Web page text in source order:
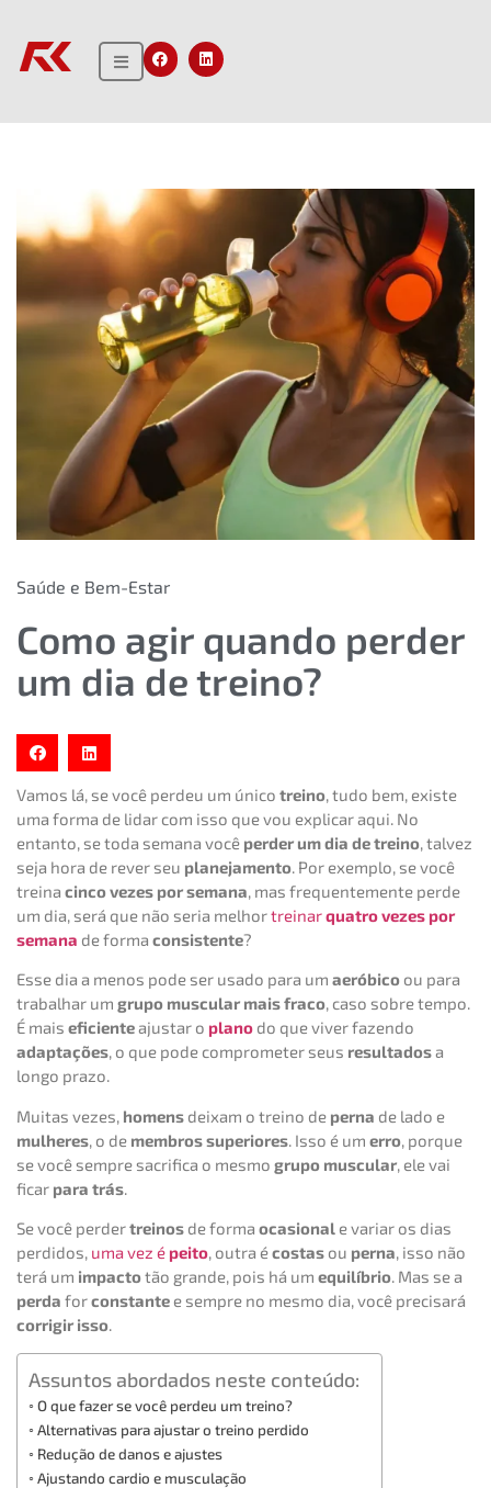
Saúde e Bem-Estar
Como agir quando perder
um dia de treino?
Vamos lá, se você perdeu um único treino, tudo bem, existe
uma forma de lidar com isso que vou explicar aqui. No
entanto, se toda semana você perder um dia de treino, talvez
seja hora de rever seu planejamento. Por exemplo, se você
treina cinco vezes por semana, mas frequentemente perde
um dia, será que não seria melhortreinarquatro vezes por
semana de forma consistente?
Esse dia a menos pode ser usado para um aeróbico ou para
trabalhar um grupo muscular mais fraco, caso sobre tempo.
É mais eficienteajustar o plano do que viver fazendo
adaptações, o que pode comprometer seus resultadosa
longo prazo.
Muitas vezes, homens deixam o treino de perna de lado e
mulheres, o de membros superiores. Isso é um erro, porque
se você sempre sacrifica o mesmo grupo muscular, ele vai
ficar para trás.
Se você perdertreinos de forma ocasional e variar os dias
perdidos, uma vez é peito, outra écostas ou perna, isso não
terá um impactotão grande, pois há um equilíbrio. Mas se a
perda forconstante e sempre no mesmo dia, você precisará
corrigir isso.
Assuntos abordados neste conteúdo:
O que fazer se você perdeu um treino?
Alternativas para ajustar o treino perdido
Redução de danos e ajustes
Ajustando cardio e musculação